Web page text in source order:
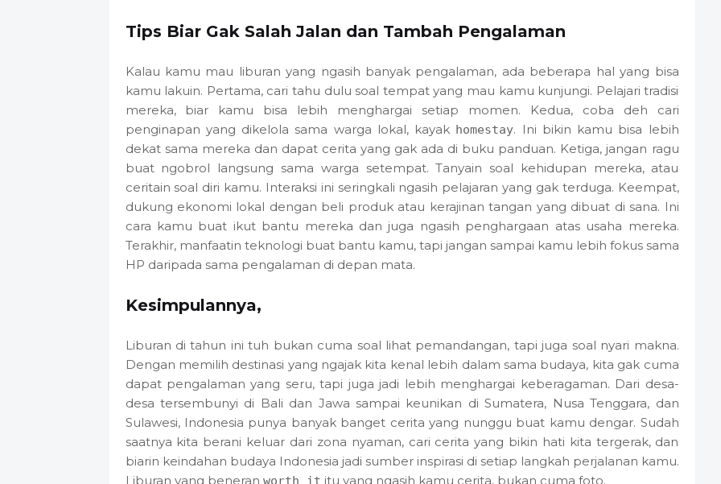
Tips Biar Gak Salah Jalan dan Tambah Pengalaman
Kalau kamu mau liburan yang ngasih banyak pengalaman, ada beberapa hal yang bisa
kamu lakuin. Pertama, cari tahu dulu soal tempat yang mau kamu kunjungi. Pelajari tradisi
mereka, biar kamu bisa lebih menghargai setiap momen. Kedua, coba deh cari
penginapan yang dikelola sama warga lokal, kayak homestay. Ini bikin kamu bisa lebih
dekat sama mereka dan dapat cerita yang gak ada di buku panduan. Ketiga, jangan ragu
buat ngobrol langsung sama warga setempat. Tanyain soal kehidupan mereka, atau
ceritain soal diri kamu. Interaksi ini seringkali ngasih pelajaran yang gak terduga. Keempat,
dukung ekonomi lokal dengan beli produk atau kerajinan tangan yang dibuat di sana. Ini
cara kamu buat ikut bantu mereka dan juga ngasih penghargaan atas usaha mereka.
Terakhir, manfaatin teknologi buat bantu kamu, tapi jangan sampai kamu lebih fokus sama
HP daripada sama pengalaman di depan mata.
Kesimpulannya,
Liburan di tahun ini tuh bukan cuma soal lihat pemandangan, tapi juga soal nyari makna.
Dengan memilih destinasi yang ngajak kita kenal lebih dalam sama budaya, kita gak cuma
dapat pengalaman yang seru, tapi juga jadi lebih menghargai keberagaman. Dari desa-
desa tersembunyi di Bali dan Jawa sampai keunikan di Sumatera, Nusa Tenggara, dan
Sulawesi, Indonesia punya banyak banget cerita yang nunggu buat kamu dengar. Sudah
saatnya kita berani keluar dari zona nyaman, cari cerita yang bikin hati kita tergerak, dan
biarin keindahan budaya Indonesia jadi sumber inspirasi di setiap langkah perjalanan kamu.
Liburan yang beneran worth it itu yang ngasih kamu cerita, bukan cuma foto.